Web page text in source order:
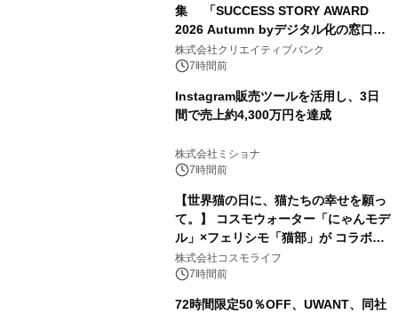
集 「SUCCESS STORY AWARD
2026 Autumn byデジタル化の窓口」
開催
株式会社クリエイティブバンク
7時間前
Instagram販売ツールを活用し、3日
間で売上約4,300万円を達成
株式会社ミショナ
7時間前
【世界猫の日に、猫たちの幸せを願っ
て。】 コスモウォーター「にゃんモデ
ル」×フェリシモ「猫部」が コラボキ
ャンペーンを実施
株式会社コスモライフ
7時間前
72時間限定50％OFF、UWANT、同社